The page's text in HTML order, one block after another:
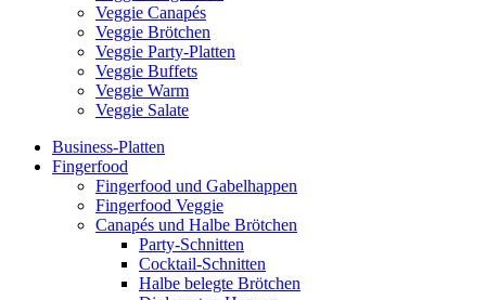
Veggie Canapés
Veggie Brötchen
Veggie Party-Platten
Veggie Buffets
Veggie Warm
Veggie Salate
Business-Platten
Fingerfood
Fingerfood und Gabelhappen
Fingerfood Veggie
Canapés und Halbe Brötchen
Party-Schnitten
Cocktail-Schnitten
Halbe belegte Brötchen